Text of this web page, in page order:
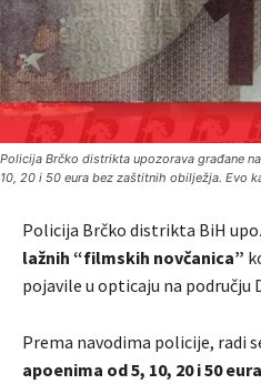
Policija Brčko distrikta upozorava građane
10, 20 i 50 eura bez zaštitnih obilježja. Evo
Policija Brčko distrikta BiH
lažnih “filmskih novčanica”
pojavile u opticaju na području
Prema navodima policije, radi
apoenima od 5, 10, 20 i 50 eura